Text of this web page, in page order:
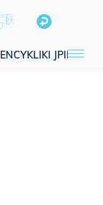
ENCYKLIKI JPII